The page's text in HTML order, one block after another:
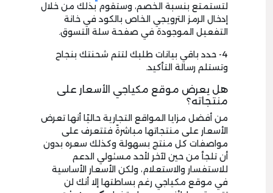
لتستمتع بنسبة الخصم، وستقوم بذلك من خلال
إدخال الرمز الترويجي الخاص بالكود في خانة
التفعيل الموجودة في صفحة سلة التسوق.
4- حدد باقي بيانات طلبك لتتم شحنتك بنجاح
وتستلم رسالة التأكيد.
هل يعرض موقع مكياجي الأسعار على
منتجاته؟
من أفضل مزايا المواقع التجارية حاليًا أنها تعرض
الأسعار على منتجاتها مباشرةً فتتعرف على
مواصفات كل منتج بسهولة وكذلك سعره بدون
أن تلجأ من حين لآخر لأحد مسئولي الدعم
للاستفسار والاستعلام، ولكن الأسعار الأساسية
في موقع مكياجي رغم بساطتها إلا أنك لن